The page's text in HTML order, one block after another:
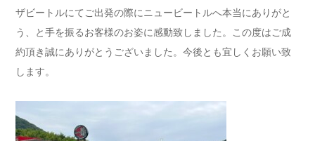
ザビートルにてご出発の際にニュービートルへ本当にありがと
う、と手を振るお客様のお姿に感動致しました。この度はご成
約頂き誠にありがとうございました。今後とも宜しくお願い致
します。